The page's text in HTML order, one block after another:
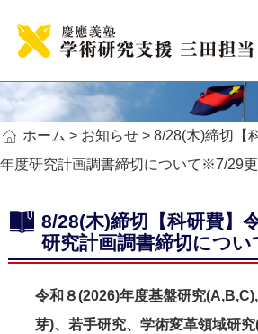
ホーム > お知らせ > 8/28(木)締切【
年度研究計画調書締切について※7/29
8/28(木)締切【科研費】
研究計画調書締切につ
令和８(2026)年度基盤研究
芽)、若手研究、学術変革領域研